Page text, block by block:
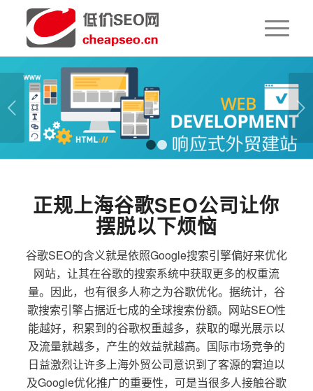
下一页
1 2
正规上海谷歌SEO公司让你
摆脱以下烦恼
谷歌SEO的含义就是依照Google搜索引擎偏好来优化
网站，让其在谷歌的搜索系统中获取更多的权重流
量。因此，也有很多人称之为谷歌优化。据统计，谷
歌搜索引擎占据近七成的全球搜索份额。网站SEO性
能越好，积累到的谷歌权重越多，获取的曝光展示以
及流量就越多，产生的效益就越高。国际市场竞争的
日益激烈让许多上海外贸公司意识到了客源的窘迫以
及Google优化推广的重要性，可是当很多人接触谷歌